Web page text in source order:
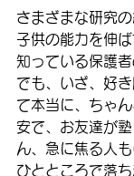
さまざまな研究
子供の能力を伸
知っている保護者
でも、いざ、好
て本当に、ちゃ
安で、お友達が
ん、急に焦る人も
ひとところで落